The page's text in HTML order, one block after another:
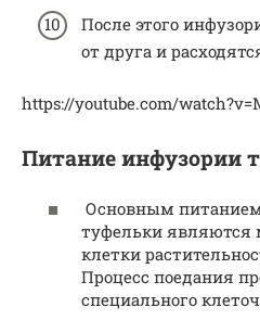
После этого
от друга и
https://youtube.com/
Питание инфузории
Основным
туфельки являются
клетки
Процесс поедания
специального